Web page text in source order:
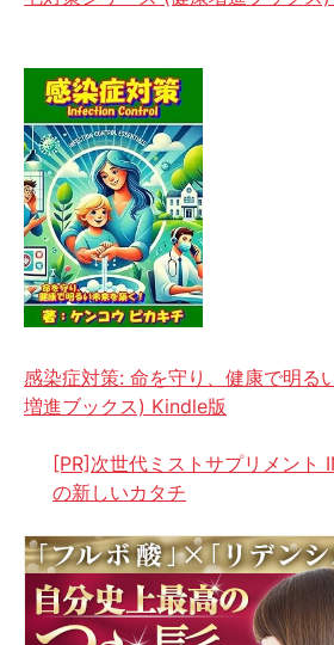
感染症対策: 命を守り、健康で明る
増進ブックス) Kindle版
[PR]次世代ミストサプリメント
の新しいカタチ